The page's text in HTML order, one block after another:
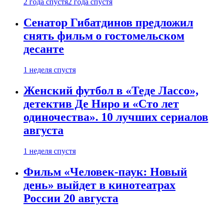
2 года спустя2 года спустя
Сенатор Гибатдинов предложил
снять фильм о гостомельском
десанте
1 неделя спустя
Женский футбол в «Теде Лассо»,
детектив Де Ниро и «Сто лет
одиночества». 10 лучших сериалов
августа
1 неделя спустя
Фильм «Человек-паук: Новый
день» выйдет в кинотеатрах
России 20 августа